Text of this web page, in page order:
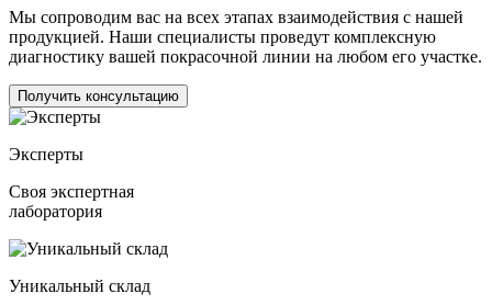
Мы сопроводим вас на всех этапах взаимодействия с нашей
продукцией. Наши специалисты проведут комплексную
диагностику вашей покрасочной линии на любом его участке.
Получить консультацию
Эксперты
Своя экспертная
лаборатория
Уникальный склад